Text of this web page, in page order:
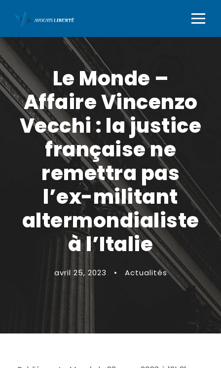
Le Monde –
Affaire Vincenzo
Vecchi : la justice
française ne
remettra pas
l’ex-militant
altermondialiste
à l’Italie
avril 25, 2023 • Actualités